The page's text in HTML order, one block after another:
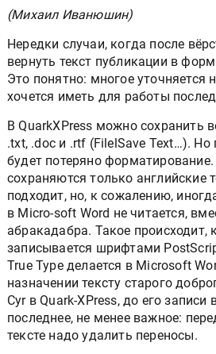
(Михаил Иванюшин)
Нередки случаи, когда после
вернуть текст публикации в
Это понятно: многое уточняется
хочется иметь для работы
В QuarkXPress можно сохранить
.txt, .doc и .rtf (FilelSave Text…). Но
будет потеряно
сохраняются только английские
подходит, но, к сожалению,
в Micro-soft Word не читается,
абракадабра. Такое происходит,
записывается шрифтами
True Type делается в Microsoft
назначении тексту старого
Cyr в Quark-XPress, до его записи
последнее, не менее важное:
тексте надо удалить переносы.